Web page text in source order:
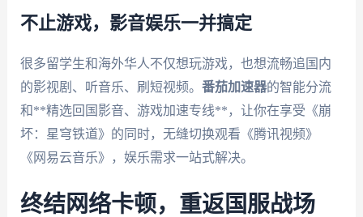
不止游戏，影音娱乐一并搞定
很多留学生和海外华人不仅想玩游戏，也想流畅追国内
的影视剧、听音乐、刷短视频。 番茄加速器的智能分流
和**精选回国影音、游戏加速专线**，让你在享受《崩
坏：星穹铁道》的同时，无缝切换观看《腾讯视频》
《网易云音乐》，娱乐需求一站式解决。
终结网络卡顿，重返国服战场